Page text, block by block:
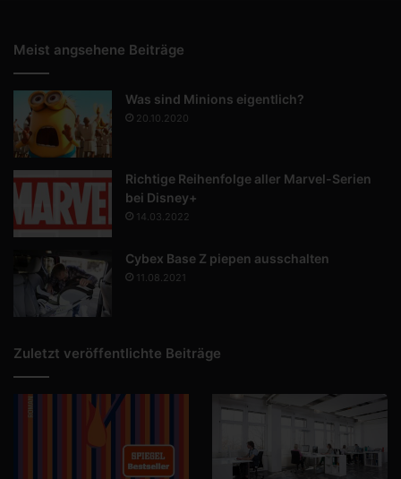
Meist angsehene Beiträge
Was sind Minions eigentlich?
20.10.2020
Richtige Reihenfolge aller Marvel-Serien
bei Disney+
14.03.2022
Cybex Base Z piepen ausschalten
11.08.2021
Zuletzt veröffentlichte Beiträge